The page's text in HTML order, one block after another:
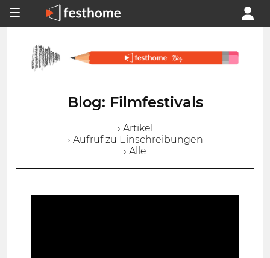
Blog: Filmfestivals
› Artikel
› Aufruf zu Einschreibungen
› Alle